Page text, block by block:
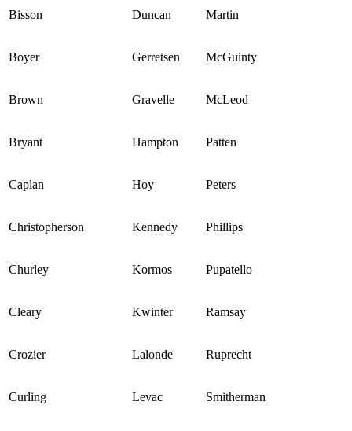
Bisson Duncan Martin
Boyer Gerretsen McGuinty
Brown Gravelle McLeod
Bryant Hampton Patten
Caplan Hoy Peters
Christopherson Kennedy Phillips
Churley Kormos Pupatello
Cleary Kwinter Ramsay
Crozier Lalonde Ruprecht
Curling Levac Smitherman